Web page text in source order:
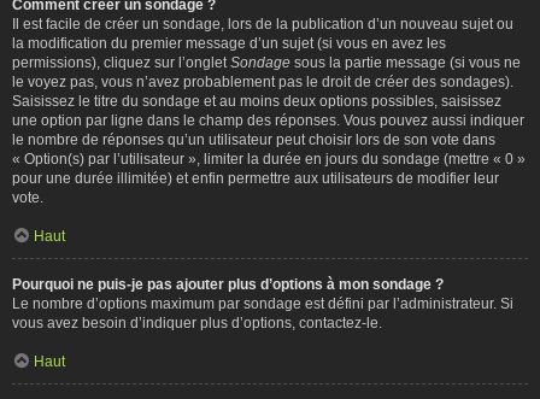
Comment créer un sondage ?
Il est facile de créer un sondage, lors de la publication d’un nouveau sujet ou
la modification du premier message d’un sujet (si vous en avez les
permissions), cliquez sur l’onglet Sondage sous la partie message (si vous ne
le voyez pas, vous n’avez probablement pas le droit de créer des sondages).
Saisissez le titre du sondage et au moins deux options possibles, saisissez
une option par ligne dans le champ des réponses. Vous pouvez aussi indiquer
le nombre de réponses qu’un utilisateur peut choisir lors de son vote dans
« Option(s) par l’utilisateur », limiter la durée en jours du sondage (mettre « 0 »
pour une durée illimitée) et enfin permettre aux utilisateurs de modifier leur
vote.
Haut
Pourquoi ne puis-je pas ajouter plus d’options à mon sondage ?
Le nombre d’options maximum par sondage est défini par l’administrateur. Si
vous avez besoin d’indiquer plus d’options, contactez-le.
Haut